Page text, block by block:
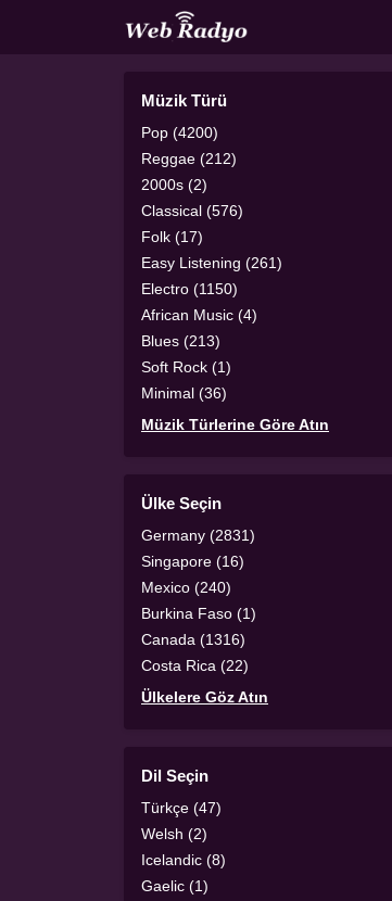
Müzik Türü
Pop (4200)
Reggae (212)
2000s (2)
Classical (576)
Folk (17)
Easy Listening (261)
Electro (1150)
African Music (4)
Blues (213)
Soft Rock (1)
Minimal (36)
Müzik Türlerine Göre Atın
Ülke Seçin
Germany (2831)
Singapore (16)
Mexico (240)
Burkina Faso (1)
Canada (1316)
Costa Rica (22)
Ülkelere Göz Atın
Dil Seçin
Türkçe (47)
Welsh (2)
Icelandic (8)
Gaelic (1)